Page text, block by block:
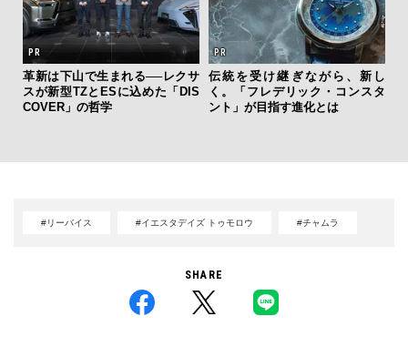
革新は下山で生まれる──レクサ
スが新型TZとESに込めた「DIS
COVER」の哲学
伝統を受け継ぎながら、新し
く。「フレデリック・コンスタ
ント」が目指す進化とは
#リーバイス #イエスタデイズ トゥモロウ #チャムラ
SHARE